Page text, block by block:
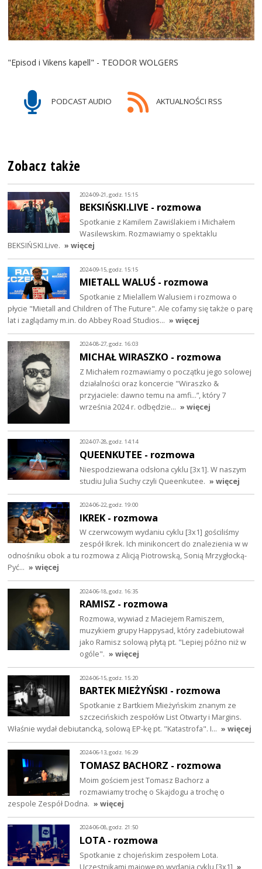
"Episod i Vikens kapell" - TEODOR WOLGERS
PODCAST AUDIO AKTUALNOŚCI RSS
Zobacz także
2024-09-21, godz. 15:15
BEKSIŃSKI.LIVE - rozmowa
Spotkanie z Kamilem Zawiślakiem i Michałem
Wasilewskim. Rozmawiamy o spektaklu
BEKSIŃSKI.Live. » więcej
2024-09-15, godz. 15:15
MIETALL WALUŚ - rozmowa
Spotkanie z Mielallem Walusiem i rozmowa o
płycie "Mietall and Children of The Future". Ale cofamy się także o parę
lat i zaglądamy m.in. do Abbey Road Studios… » więcej
2024-08-27, godz. 16:03
MICHAŁ WIRASZKO - rozmowa
Z Michałem rozmawiamy o początku jego solowej
działalności oraz koncercie "Wiraszko &
przyjaciele: dawno temu na amfi…”, który 7
września 2024 r. odbędzie… » więcej
2024-07-28, godz. 14:14
QUEENKUTEE - rozmowa
Niespodziewana odsłona cyklu [3x1]. W naszym
studiu Julia Suchy czyli Queenkutee. » więcej
2024-06-22, godz. 19:00
IKREK - rozmowa
W czerwcowym wydaniu cyklu [3x1] gościliśmy
zespół Ikrek. Ich minikoncert do znalezienia w w
odnośniku obok a tu rozmowa z Alicją Piotrowską, Sonią Mrzygłocką-
Pyć… » więcej
2024-06-18, godz. 16:35
RAMISZ - rozmowa
Rozmowa, wywiad z Maciejem Ramiszem,
muzykiem grupy Happysad, który zadebiutował
jako Ramisz solową płytą pt. "Lepiej późno niż w
ogóle". » więcej
2024-06-15, godz. 15:20
BARTEK MIEŻYŃSKI - rozmowa
Spotkanie z Bartkiem Mieżyńskim znanym ze
szczecińskich zespołów List Otwarty i Margins.
Właśnie wydał debiutancką, solową EP-kę pt. "Katastrofa". I… » więcej
2024-06-13, godz. 16:29
TOMASZ BACHORZ - rozmowa
Moim gościem jest Tomasz Bachorz a
rozmawiamy trochę o Skajdogu a trochę o
zespole Zespół Dodna. » więcej
2024-06-08, godz. 21:50
LOTA - rozmowa
Spotkanie z chojeńskim zespołem Lota.
Uczestnikami majowego wydania cyklu [3x1] »